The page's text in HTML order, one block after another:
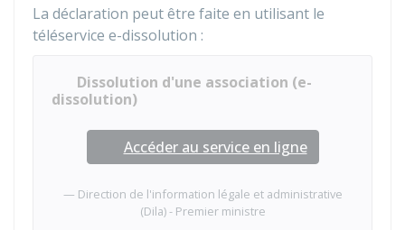
La déclaration peut être faite en utilisant le
téléservice e-dissolution :
Dissolution d'une association (e-
dissolution)
Accéder au service en ligne
Direction de l'information légale et administrative
(Dila) - Premier ministre